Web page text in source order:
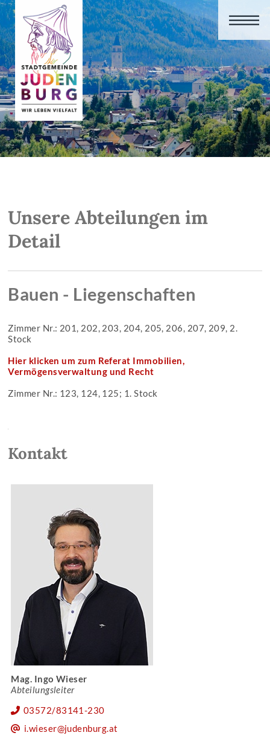
Unsere Abteilungen im
Detail
Bauen - Liegenschaften
Zimmer Nr.: 201, 202, 203, 204, 205, 206, 207, 209, 2.
Stock
Hier klicken um zum Referat Immobilien,
Vermögensverwaltung und Recht
Zimmer Nr.: 123, 124, 125; 1. Stock
Kontakt
Mag. Ingo Wieser
Abteilungsleiter
03572/83141-230
i.wieser@judenburg.at